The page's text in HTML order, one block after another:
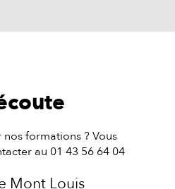
nos formations ? Vous
au 01 43 56 64 04
Mont Louis